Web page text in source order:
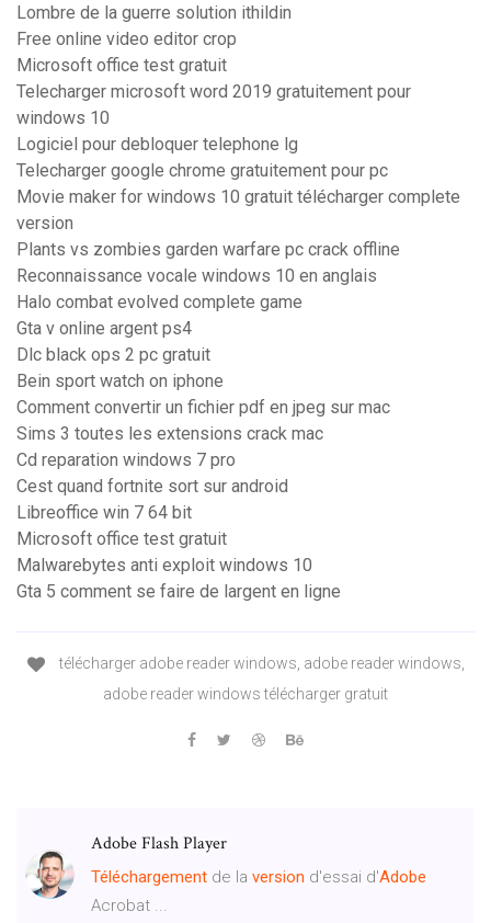
Lombre de la guerre solution ithildin
Free online video editor crop
Microsoft office test gratuit
Telecharger microsoft word 2019 gratuitement pour
windows 10
Logiciel pour debloquer telephone lg
Telecharger google chrome gratuitement pour pc
Movie maker for windows 10 gratuit télécharger complete
version
Plants vs zombies garden warfare pc crack offline
Reconnaissance vocale windows 10 en anglais
Halo combat evolved complete game
Gta v online argent ps4
Dlc black ops 2 pc gratuit
Bein sport watch on iphone
Comment convertir un fichier pdf en jpeg sur mac
Sims 3 toutes les extensions crack mac
Cd reparation windows 7 pro
Cest quand fortnite sort sur android
Libreoffice win 7 64 bit
Microsoft office test gratuit
Malwarebytes anti exploit windows 10
Gta 5 comment se faire de largent en ligne
télécharger adobe reader windows, adobe reader windows,
adobe reader windows télécharger gratuit
Adobe Flash Player
Téléchargement de la version d'essai d'Adobe
Acrobat ...